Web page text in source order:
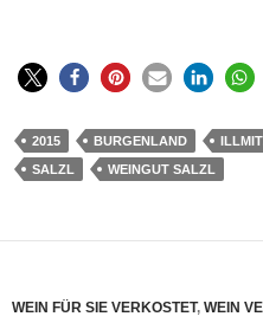
2015 BURGENLAND
SALZL
WEINGUT SALZL
WEIN FÜR SIE VERKOSTET, WEIN